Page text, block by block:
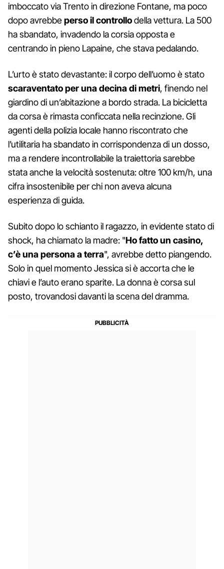
imboccato via Trento in direzione Fontane, ma poco
dopo avrebbeperso il controllodella vettura. La 500
ha sbandato, invadendo la corsia opposta e
centrando in pieno Lapaine, che stava pedalando.
L’urto è stato devastante: il corpo dell’uomo è stato
scaraventato per una decina di metri, finendo nel
giardino di un’abitazione a bordo strada. La bicicletta
da corsa è rimasta conficcata nella recinzione. Gli
agenti della polizia locale hanno riscontrato che
l’utilitaria ha sbandato in corrispondenza di un dosso,
ma a rendere incontrollabile la traiettoria sarebbe
stata anche la velocità sostenuta: oltre 100 km/h, una
cifra insostenibile per chi non aveva alcuna
esperienza di guida.
Subito dopo lo schianto il ragazzo, in evidente stato di
shock, ha chiamato la madre: "Ho fatto un casino,
c’è una persona a terra", avrebbe detto piangendo.
Solo in quel momento Jessica si è accorta che le
chiavi e l’auto erano sparite. La donna è corsa sul
posto, trovandosi davanti la scena del dramma.